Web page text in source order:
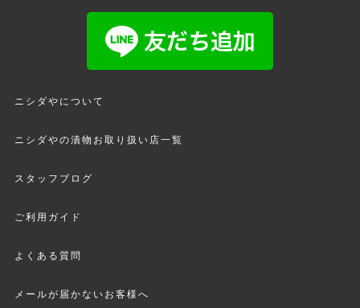
ニシダやについて
ニシダやの漬物お取り扱い店一覧
スタッフブログ
ご利用ガイド
よくある質問
メールが届かないお客様へ